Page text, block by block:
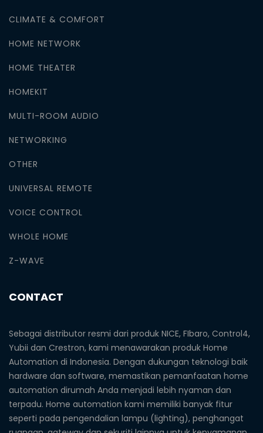
CLIMATE & COMFORT
HOME NETWORK
HOME THEATER
HOMEKIT
MULTI-ROOM AUDIO
NETWORKING
OTHER
UNIVERSAL REMOTE
VOICE CONTROL
WHOLE HOME
Z-WAVE
CONTACT
Sebagai distributor resmi dari produk NICE, FIbaro, Control4,
Yubii dan Crestron, kami menawarakan produk Home
Automation di Indonesia. Dengan dukungan teknologi baik
hardware dan software, memastikan pemanfaatan home
automation dirumah Anda menjadi lebih nyaman dan
terpadu. Home automation kami memiliki banyak fitur
seperti pada pengendalian lampu (lighting), penghangat